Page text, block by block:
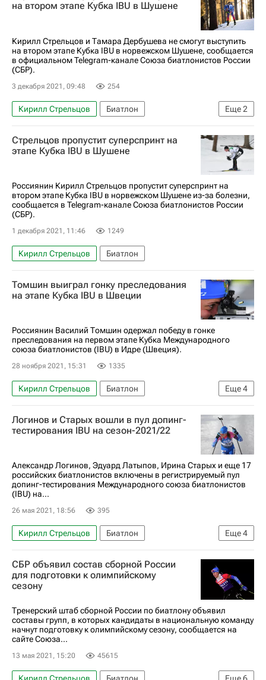
на втором этапе Кубка IBU в Шушене
Кирилл Стрельцов и Тамара Дербушева не смогут выступить
на втором этапе Кубка IBU в норвежском Шушене, сообщается
в официальном Telegram-канале Союза биатлонистов России
(СБР).
3 декабря 2021, 09:48 254
Еще2
Кирилл Стрельцов
Биатлон
Союз биатлонистов России (СБР)
Тамара Дербушева
Стрельцов пропустит суперспринт на
этапе Кубка IBU в Шушене
Россиянин Кирилл Стрельцов пропустит суперспринт на
втором этапе Кубка IBU в норвежском Шушене из-за болезни,
сообщается в Telegram-канале Союза биатлонистов России
(СБР).
1 декабря 2021, 11:46 1249
Кирилл Стрельцов Биатлон
Томшин выиграл гонку преследования
на этапе Кубка IBU в Швеции
Россиянин Василий Томшин одержал победу в гонке
преследования на первом этапе Кубка Международного
союза биатлонистов (IBU) в Идре (Швеция).
28 ноября 2021, 15:31 1335
Еще4
Кирилл Стрельцов
Биатлон
Кубок IBU по биатлону
Антон Бабиков
Александр Поварницын
Василий Томшин
Логинов и Старых вошли в пул допинг-
тестирования IBU на сезон-2021/22
Александр Логинов, Эдуард Латыпов, Ирина Старых и еще 17
российских биатлонистов включены в регистрируемый пул
допинг-тестирования Международного союза биатлонистов
(IBU) на...
26 мая 2021, 18:56 395
Еще4
Кирилл Стрельцов
Биатлон
Международный союз биатлонистов (IBU)
Семён Сучилов
Ульяна Нигматуллина (Кайшева)
Александр Логинов (биатлонист)
СБР объявил состав сборной России
для подготовки к олимпийскому
сезону
Тренерский штаб сборной России по биатлону объявил
составы групп, в которых кандидаты в национальную команду
начнут подготовку к олимпийскому сезону, сообщается на
сайте Союза...
13 мая 2021, 15:20 45615
Еще6
Кирилл Стрельцов
Биатлон